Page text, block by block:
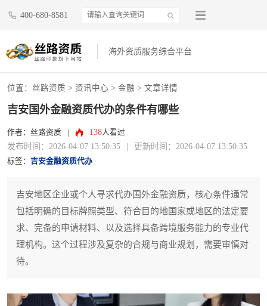
400-680-8581
海外资质服务综合平台
位置： 丝路资质 > 资讯中心 > 金融 > 文章详情
吉安国外金融资质代办的条件有哪些
作者：丝路资质 138人看过
发布时间：2026-04-07 13:50:35 更新时间：2026-04-07 13:50:35
标签： 吉安金融资质代办
吉安地区企业或个人寻求代办国外金融资质，核心条件通常
包括明确的目标牌照类型、符合目的地国家或地区的法定要
求、完备的申请材料、以及选择具备跨境服务能力的专业代
理机构。这个过程涉及复杂的合规与商业规划，需要审慎对
待。